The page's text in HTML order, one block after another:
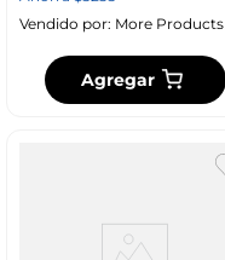
Vendido por: More Products
Agregar